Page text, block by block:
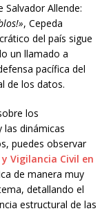
Allende:
, Cepeda
del país sigue
un llamado a
pacífica del
de los datos.
los
las dinámicas
puedes observar
Vigilancia Civil en
de manera muy
detallando el
estructural de las